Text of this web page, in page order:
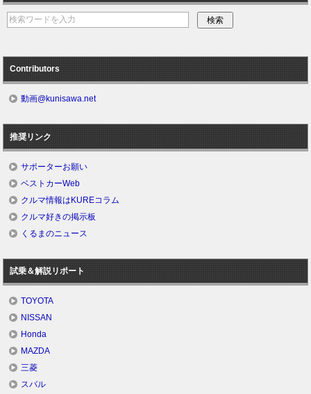
Contributors
動画@kunisawa.net
推奨リンク
サポーターお願い
ベストカーWeb
クルマ情報はKUREコラム
クルマ好きの掲示板
くるまのニュース
試乗＆解説リポート
TOYOTA
NISSAN
Honda
MAZDA
三菱
スバル